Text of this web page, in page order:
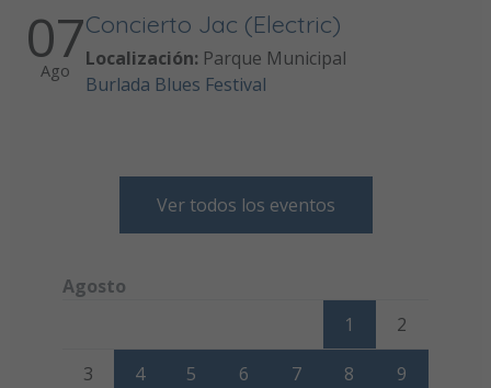
07
Ago
Concierto Jac (Electric)
Localización: Parque Municipal
Burlada Blues Festival
Ver todos los eventos
Agosto
Viernes Sábado
1 2
3 4 5 6 7 8 9